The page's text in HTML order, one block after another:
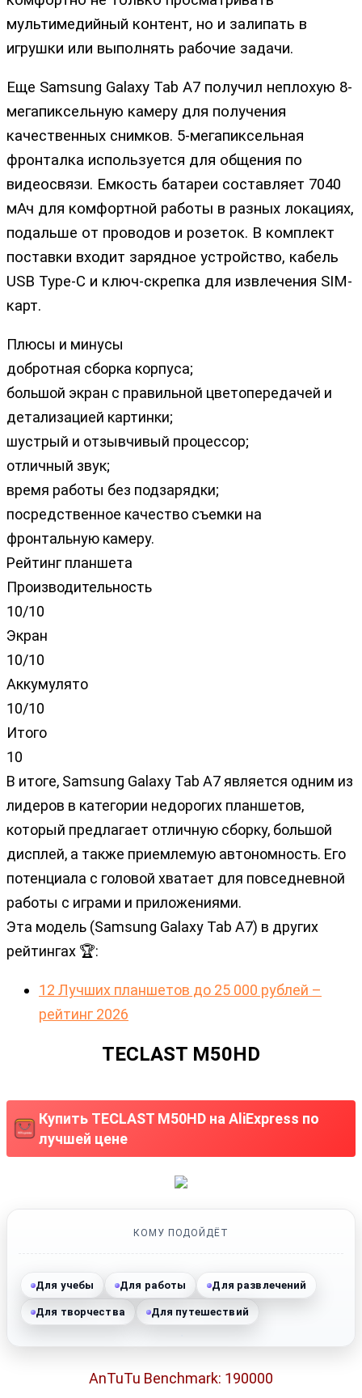
мультимедийный контент, но и залипать в
игрушки или выполнять рабочие задачи.
Еще Samsung Galaxy Tab A7 получил неплохую 8-
мегапиксельную камеру для получения
качественных снимков. 5-мегапиксельная
фронталка используется для общения по
видеосвязи. Емкость батареи составляет 7040
мАч для комфортной работы в разных локациях,
подальше от проводов и розеток. В комплект
поставки входит зарядное устройство, кабель
USB Type-C и ключ-скрепка для извлечения SIM-
карт.
Плюсы и минусы
добротная сборка корпуса;
большой экран с правильной цветопередачей и
детализацией картинки;
шустрый и отзывчивый процессор;
отличный звук;
время работы без подзарядки;
посредственное качество съемки на
фронтальную камеру.
Рейтинг планшета
Производительность
10/10
Экран
10/10
Аккумулято
10/10
Итого
10
В итоге, Samsung Galaxy Tab A7 является одним из
лидеров в категории недорогих планшетов,
который предлагает отличную сборку, большой
дисплей, а также приемлемую автономность. Его
потенциала с головой хватает для повседневной
работы с играми и приложениями.
Эта модель (Samsung Galaxy Tab A7) в других
рейтингах 🏆:
12 Лучших планшетов до 25 000 рублей –
рейтинг 2026
TECLAST M50HD
Купить TECLAST M50HD на AliExpress по
лучшей цене
КОМУ ПОДОЙДЁТ
Для учебы Для работы Для развлечений
Для творчества Для путешествий
AnTuTu Benchmark: 190000